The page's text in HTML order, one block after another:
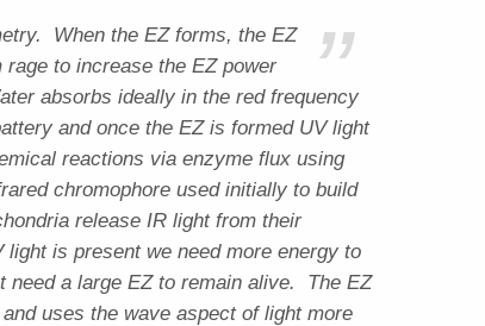
”
When the EZ forms, the EZ
to increase the EZ power
absorbs ideally in the red frequency
and once the EZ is formed UV light
reactions via enzyme flux using
chromophore used initially to build
release IR light from their
is present we need more energy to
need a large EZ to remain alive. The EZ
uses the wave aspect of light more